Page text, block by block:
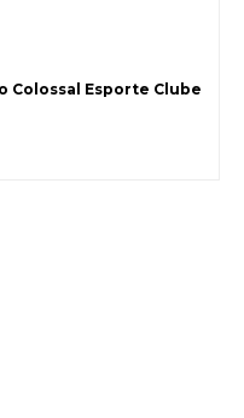
Colossal Esporte Clube